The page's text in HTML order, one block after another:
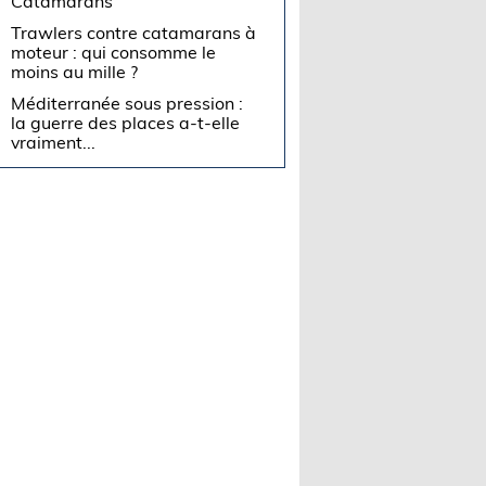
Trawlers contre catamarans à
moteur : qui consomme le
moins au mille ?
Méditerranée sous pression :
la guerre des places a-t-elle
vraiment...